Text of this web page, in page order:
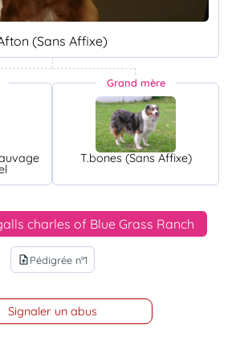
(Sans Affixe)
Grand mère
T.bones (Sans Affixe)
charles of Blue Grass Ranch
upload_file Pédigrée n°1
Signaler un abus